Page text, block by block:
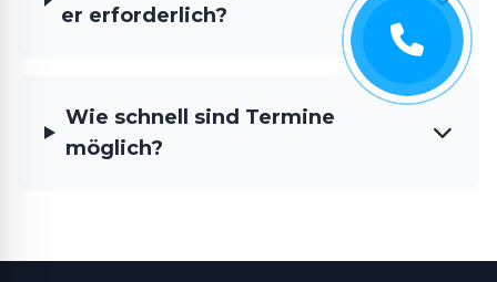
er erforderlich?
Wie schnell sind Termine
möglich?